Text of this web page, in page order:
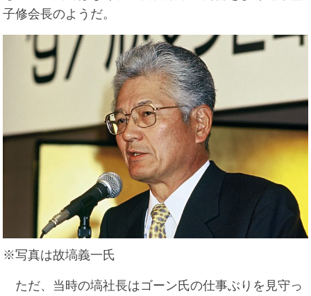
子修会長のようだ。
※写真は故塙義一氏
ただ、当時の塙社長はゴーン氏の仕事ぶりを見守っ